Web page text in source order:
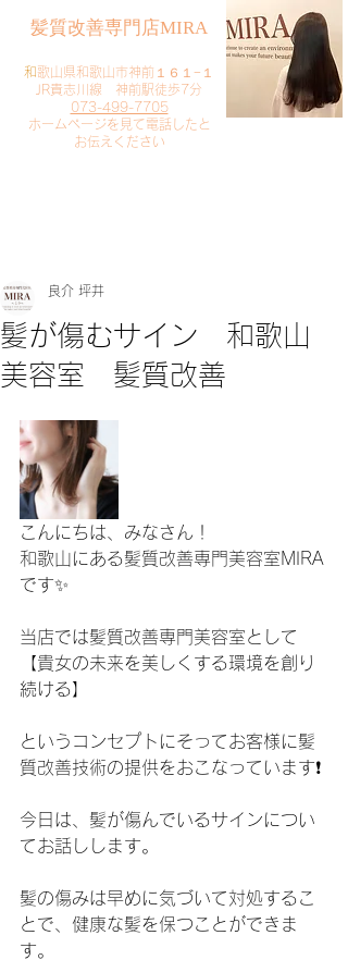
​髪質改善専門店MIRA
​和歌山県和歌山市神前１６１−１
JR貴志川線 神前駅徒歩7分
073-499-7705
​ホームページを見て電話したと
お伝えください
髪が傷むサイン 和歌山
美容室 髪質改善
良介 坪井
こんにちは、みなさん！
和歌山にある髪質改善専門美容室MIRA
です✨
当店では髪質改善専門美容室として
【貴女の未来を美しくする環境を創り
続ける】
というコンセプトにそってお客様に髪
質改善技術の提供をおこなっています❗️
今日は、髪が傷んでいるサインについ
てお話しします。
髪の傷みは早めに気づいて対処するこ
とで、健康な髪を保つことができま
す。